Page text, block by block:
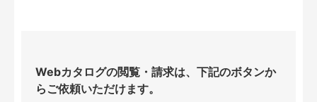
Webカタログの閲覧・請求は、下記のボタンか
らご依頼いただけます。